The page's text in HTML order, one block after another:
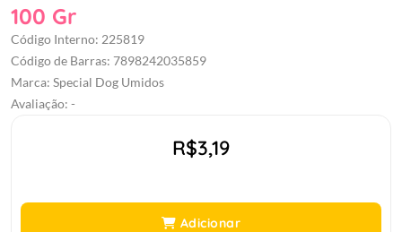
100 Gr
Código Interno: 225819
Código de Barras: 7898242035859
Marca: Special Dog Umidos
Avaliação: -
R$3,19
Adicionar